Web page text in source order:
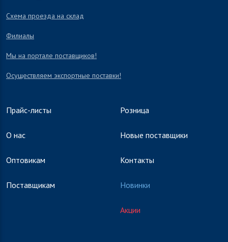
Схема проезда на склад
Филиалы
Мы на портале поставщиков!
Осуществляем экспортные поставки!
Прайс-листы
О нас
Оптовикам
Поставщикам
Розница
Новые поставщики
Контакты
Новинки
Акции